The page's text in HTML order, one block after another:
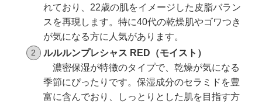
れており、22歳の肌をイメージした皮脂バラン
スを再現します。特に40代の乾燥肌やゴワつき
が気になる方に人気があります。
ルルルンプレシャス RED（モイスト）
濃密保湿が特徴のタイプで、乾燥が気になる
季節にぴったりです。保湿成分のセラミドを豊
富に含んでおり、しっとりとした肌を目指す方